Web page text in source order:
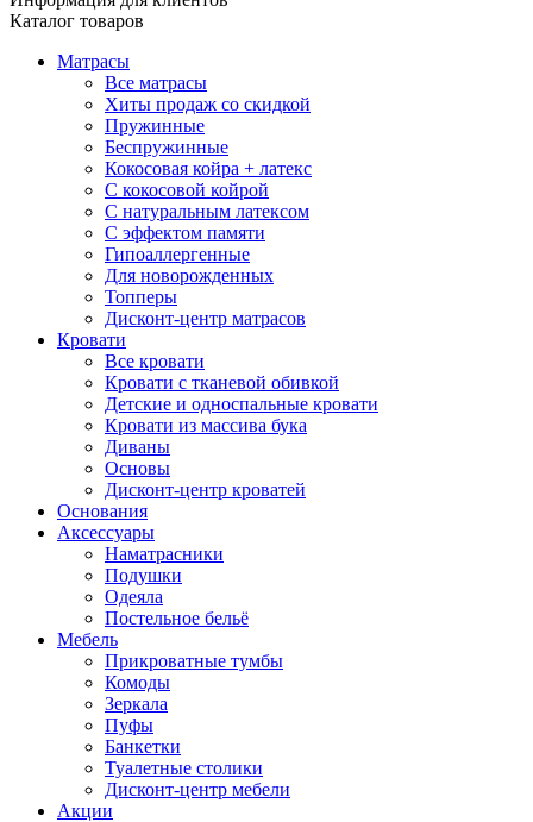
Каталог товаров
Матрасы
Все матрасы
Хиты продаж со скидкой
Пружинные
Беспружинные
Кокосовая койра + латекс
С кокосовой койрой
С натуральным латексом
С эффектом памяти
Гипоаллергенные
Для новорожденных
Топперы
Дисконт-центр матрасов
Кровати
Все кровати
Кровати с тканевой обивкой
Детские и односпальные кровати
Кровати из массива бука
Диваны
Основы
Дисконт-центр кроватей
Основания
Аксессуары
Наматрасники
Подушки
Одеяла
Постельное бельё
Мебель
Прикроватные тумбы
Комоды
Зеркала
Пуфы
Банкетки
Туалетные столики
Дисконт-центр мебели
Акции